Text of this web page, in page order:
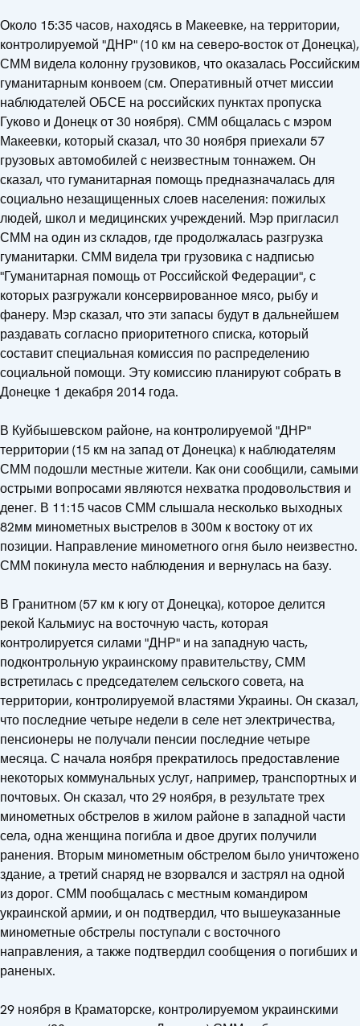
Около 15:35 часов, находясь в Макеевке, на территории,
контролируемой "ДНР" (10 км на северо-восток от Донецка),
СММ видела колонну грузовиков, что оказалась Российским
гуманитарным конвоем (см. Оперативный отчет миссии
наблюдателей ОБСЕ на российских пунктах пропуска
Гуково и Донецк от 30 ноября). СММ общалась с мэром
Макеевки, который сказал, что 30 ноября приехали 57
грузовых автомобилей с неизвестным тоннажем. Он
сказал, что гуманитарная помощь предназначалась для
социально незащищенных слоев населения: пожилых
людей, школ и медицинских учреждений. Мэр пригласил
СММ на один из складов, где продолжалась разгрузка
гуманитарки. СММ видела три грузовика с надписью
"Гуманитарная помощь от Российской Федерации", с
которых разгружали консервированное мясо, рыбу и
фанеру. Мэр сказал, что эти запасы будут в дальнейшем
раздавать согласно приоритетного списка, который
составит специальная комиссия по распределению
социальной помощи. Эту комиссию планируют собрать в
Донецке 1 декабря 2014 года.
В Куйбышевском районе, на контролируемой "ДНР"
территории (15 км на запад от Донецка) к наблюдателям
СММ подошли местные жители. Как они сообщили, самыми
острыми вопросами являются нехватка продовольствия и
денег. В 11:15 часов СММ слышала несколько выходных
82мм минометных выстрелов в 300м к востоку от их
позиции. Направление минометного огня было неизвестно.
СММ покинула место наблюдения и вернулась на базу.
В Гранитном (57 км к югу от Донецка), которое делится
рекой Кальмиус на восточную часть, которая
контролируется силами "ДНР" и на западную часть,
подконтрольную украинскому правительству, СММ
встретилась с председателем сельского совета, на
территории, контролируемой властями Украины. Он сказал,
что последние четыре недели в селе нет электричества,
пенсионеры не получали пенсии последние четыре
месяца. С начала ноября прекратилось предоставление
некоторых коммунальных услуг, например, транспортных и
почтовых. Он сказал, что 29 ноября, в результате трех
минометных обстрелов в жилом районе в западной части
села, одна женщина погибла и двое других получили
ранения. Вторым минометным обстрелом было уничтожено
здание, а третий снаряд не взорвался и застрял на одной
из дорог. СММ пообщалась с местным командиром
украинской армии, и он подтвердил, что вышеуказанные
минометные обстрелы поступали с восточного
направления, а также подтвердил сообщения о погибших и
раненых.
29 ноября в Краматорске, контролируемом украинскими